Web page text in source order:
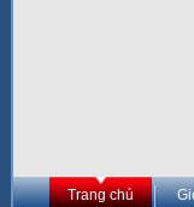
Trang chủ